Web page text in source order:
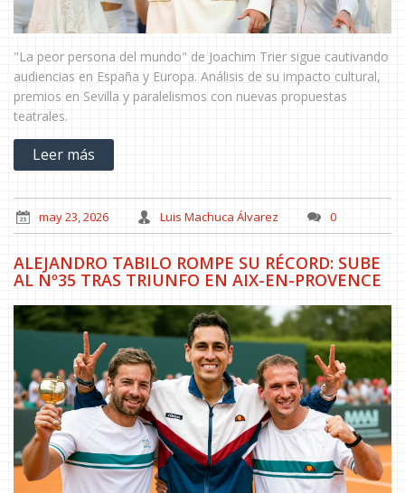
"La peor persona del mundo" de Joachim Trier sigue cautivando
audiencias en España y Europa. Análisis de su impacto cultural,
premios en Sevilla y paralelismos con nuevas propuestas
teatrales.
Leer más
may 23, 2026 Luis Machuca Álvarez 0
ALEJANDRO TABILO ROMPE SU RÉCORD: SUBE
AL Nº35 TRAS TRIUNFO EN AIX-EN-PROVENCE